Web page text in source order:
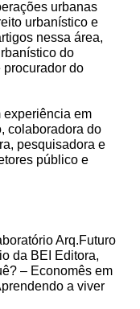
urbanas
urbanístico e
nessa área,
do
procurador do
experiência em
colaboradora do
pesquisadora e
público e
Arq.Futuro
da BEI Editora,
– Economês em
a viver